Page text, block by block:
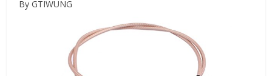
By GTIWUNG